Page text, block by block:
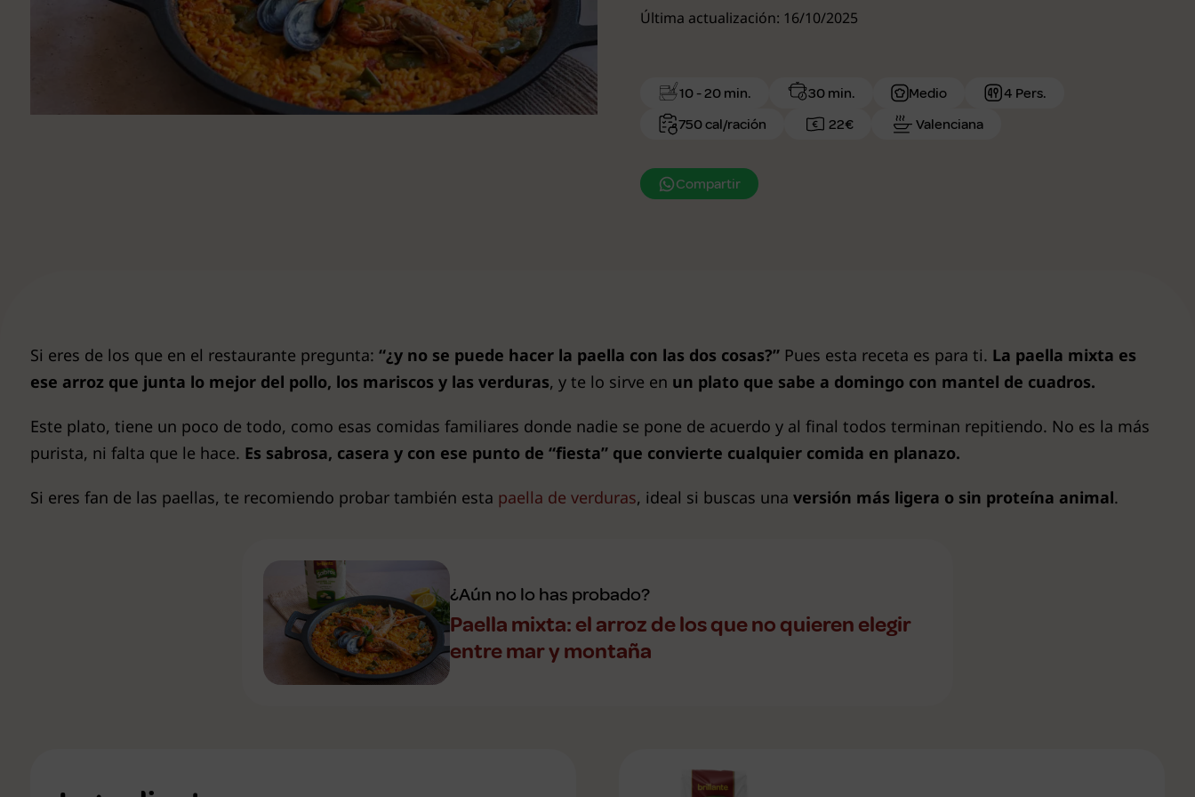
Última actualización: 16/10/2025
10 - 20 min. 30 min. Medio
4 Pers.
750 cal/ración
22€ Valenciana
Compartir
Si eres de los que en el restaurante pregunta: “¿y no se puede hacer la paella con las dos cosas?” Pues esta receta es para ti. La paella mixta es
ese arroz que junta lo mejor del pollo, los mariscos y las verduras, y te lo sirve en un plato que sabe a domingo con mantel de cuadros.
Este plato, tiene un poco de todo, como esas comidas familiares donde nadie se pone de acuerdo y al final todos terminan repitiendo. No es la más
purista, ni falta que le hace. Es sabrosa, casera y con ese punto de “fiesta” que convierte cualquier comida en planazo.
Si eres fan de las paellas, te recomiendo probar también esta paella de verduras, ideal si buscas una versión más ligera o sin proteína animal.
¿Aún no lo has probado?
Paella mixta: el arroz de los que no quieren elegir
entre mar y montaña